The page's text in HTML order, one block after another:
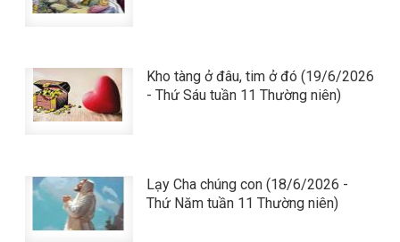
Kho tàng ở đâu, tim ở đó (19/6/2026
- Thứ Sáu tuần 11 Thường niên)
Lạy Cha chúng con (18/6/2026 -
Thứ Năm tuần 11 Thường niên)